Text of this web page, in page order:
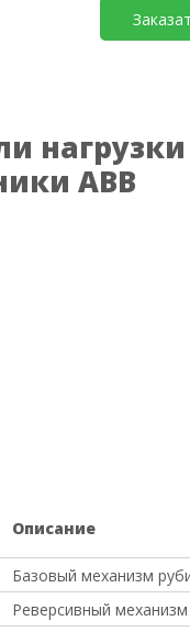
ABB
Описание
Базовый механизм
Реверсивный